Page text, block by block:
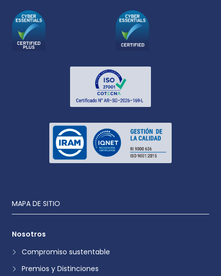
MAPA DE SITIO
Nosotros
Compromiso sustentable
Premios y Distinciones